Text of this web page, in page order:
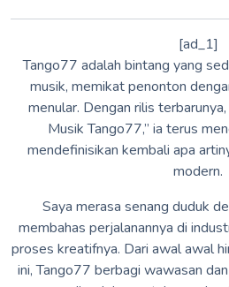
[ad_1]
Tango77 adalah bintang yang
musik, memikat penonton
menular. Dengan rilis
Musik Tango77,” ia terus
mendefinisikan kembali apa
modern.
Saya merasa senang duduk
membahas perjalanannya di
proses kreatifnya. Dari awal awal
ini, Tango77 berbagi wawasan